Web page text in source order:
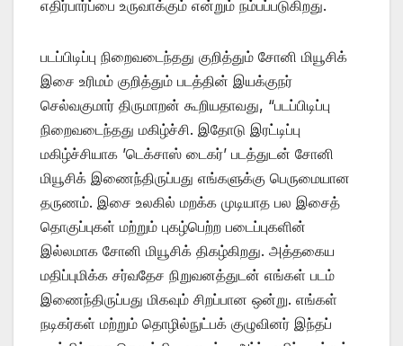
எதிர்பார்ப்பை உருவாக்கும் என்றும் நம்பப்படுகிறது.
படப்பிடிப்பு நிறைவடைந்தது குறித்தும் சோனி மியூசிக்
இசை உரிமம் குறித்தும் படத்தின் இயக்குநர்
செல்வகுமார் திருமாறன் கூறியதாவது, “படப்பிடிப்பு
நிறைவடைந்தது மகிழ்ச்சி. இதோடு இரட்டிப்பு
மகிழ்ச்சியாக ’டெக்சாஸ் டைகர்’ படத்துடன் சோனி
மியூசிக் இணைந்திருப்பது எங்களுக்கு பெருமையான
தருணம். இசை உலகில் மறக்க முடியாத பல இசைத்
தொகுப்புகள் மற்றும் புகழ்பெற்ற படைப்புகளின்
இல்லமாக சோனி மியூசிக் திகழ்கிறது. அத்தகைய
மதிப்புமிக்க சர்வதேச நிறுவனத்துடன் எங்கள் படம்
இணைந்திருப்பது மிகவும் சிறப்பான ஒன்று. எங்கள்
நடிகர்கள் மற்றும் தொழில்நுட்பக் குழுவினர் இந்தப்